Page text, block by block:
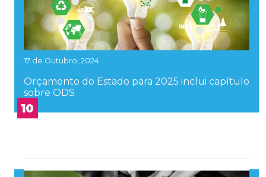
17 de Outubro, 2024
Orçamento do Estado para 2025 inclui capítulo
sobre ODS
10